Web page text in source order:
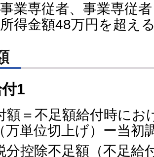
業専従者、事業専従
得金額48万円を超え
1
額＝不足額給付時にお
万単位切上げ）ー当初
控除不足額（不足給